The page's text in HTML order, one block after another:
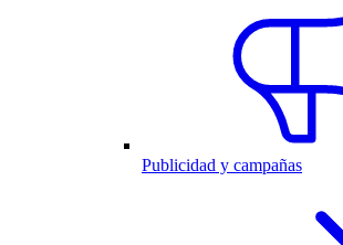
Publicidad y campañas